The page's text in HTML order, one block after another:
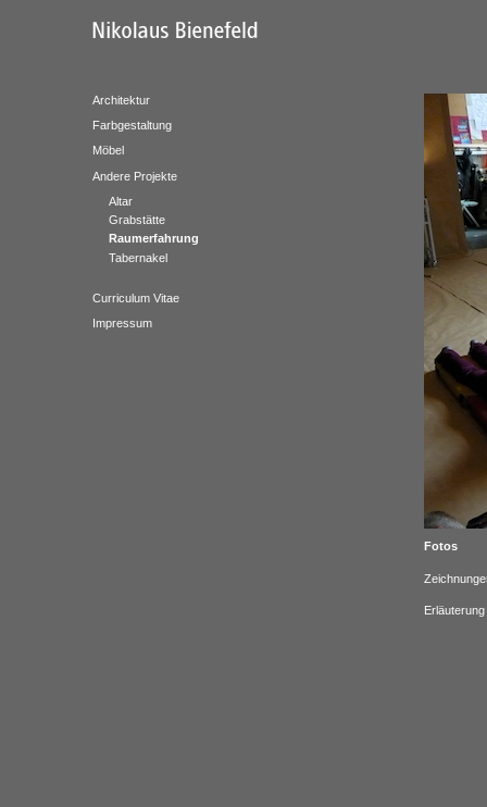
Architektur
Farbgestaltung
Möbel
Andere Projekte
Altar
Grabstätte
Raumerfahrung
Tabernakel
Curriculum Vitae
Impressum
Fotos